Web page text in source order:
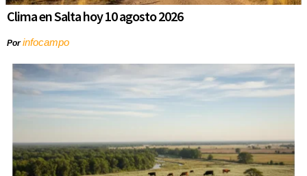
Clima en Salta hoy 10 agosto 2026
Porinfocampo